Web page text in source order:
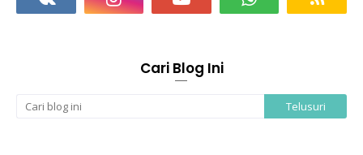
Cari Blog Ini